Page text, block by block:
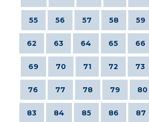
55 56 57 58 59
62 63 64 65 66
69 70 71 72 73
76 77 78 79 80
83 84 85 86 87